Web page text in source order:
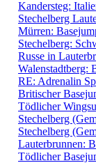
Kandersteg:
Stechelberg
Mürren:
Stechelberg:
Russe in
Walenstadtberg:
RE: Adrenalin
Britischer
Tödlicher
Stechelberg
Stechelberg
Lauterbrunnen:
Tödlicher